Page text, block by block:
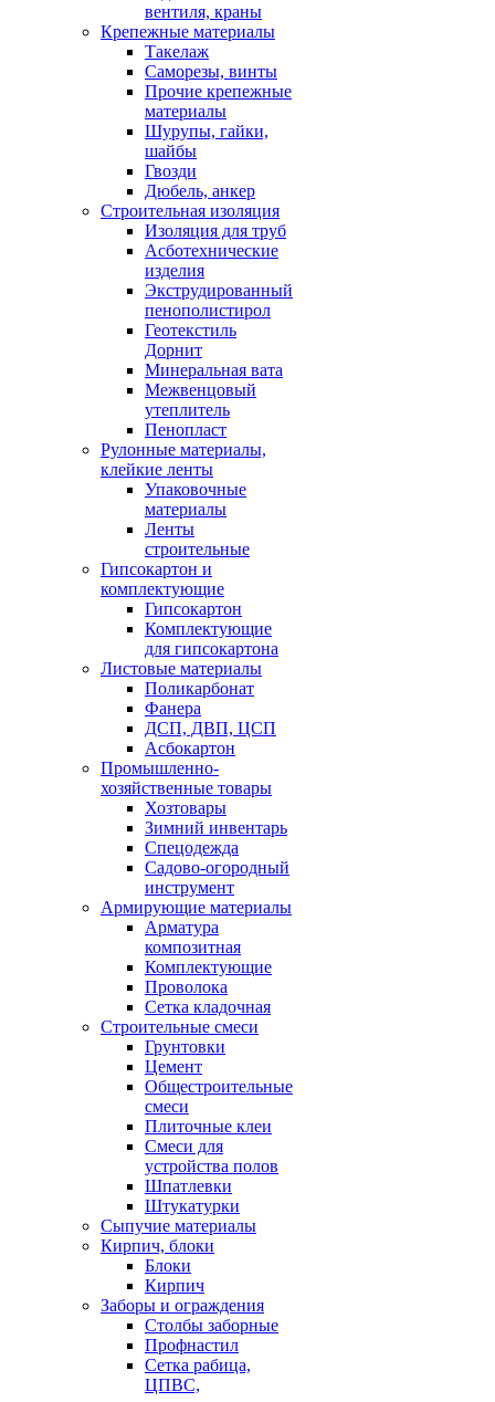
вентиля, краны
Крепежные материалы
Такелаж
Саморезы, винты
Прочие крепежные
материалы
Шурупы, гайки,
шайбы
Гвозди
Дюбель, анкер
Строительная изоляция
Изоляция для труб
Асботехнические
изделия
Экструдированный
пенополистирол
Геотекстиль
Дорнит
Минеральная вата
Межвенцовый
утеплитель
Пенопласт
Рулонные материалы,
клейкие ленты
Упаковочные
материалы
Ленты
строительные
Гипсокартон и
комплектующие
Гипсокартон
Комплектующие
для гипсокартона
Листовые материалы
Поликарбонат
Фанера
ДСП, ДВП, ЦСП
Асбокартон
Промышленно-
хозяйственные товары
Хозтовары
Зимний инвентарь
Спецодежда
Садово-огородный
инструмент
Армирующие материалы
Арматура
композитная
Комплектующие
Проволока
Сетка кладочная
Строительные смеси
Грунтовки
Цемент
Общестроительные
смеси
Плиточные клеи
Смеси для
устройства полов
Шпатлевки
Штукатурки
Сыпучие материалы
Кирпич, блоки
Блоки
Кирпич
Заборы и ограждения
Столбы заборные
Профнастил
Сетка рабица,
ЦПВС,